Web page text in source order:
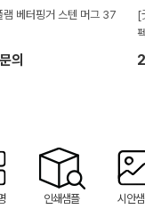
램 베터핑거 스텐 머그 37
의
[
인쇄샘플 시안